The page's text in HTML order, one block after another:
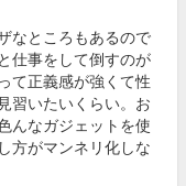
なところもあるので
仕事をして倒すのが
て正義感が強くて性
習いたいくらい。お
んなガジェットを使
方がマンネリ化しな